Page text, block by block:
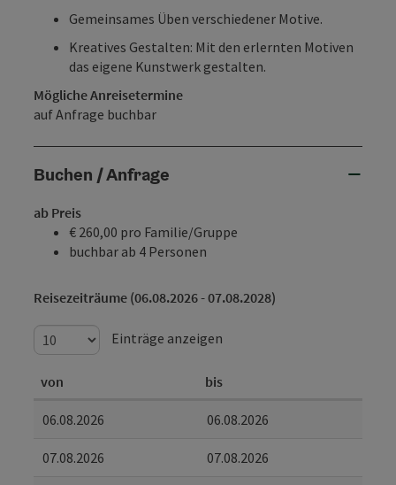
Gemeinsames Üben verschiedener Motive.
Kreatives Gestalten: Mit den erlernten Motiven
das eigene Kunstwerk gestalten.
Mögliche Anreisetermine
auf Anfrage buchbar
Buchen / Anfrage
ab Preis
€ 260,00 pro Familie/Gruppe
buchbar ab 4 Personen
Reisezeiträume (06.08.2026 - 07.08.2028)
Einträge anzeigen
von bis
06.08.2026 06.08.2026
07.08.2026 07.08.2026